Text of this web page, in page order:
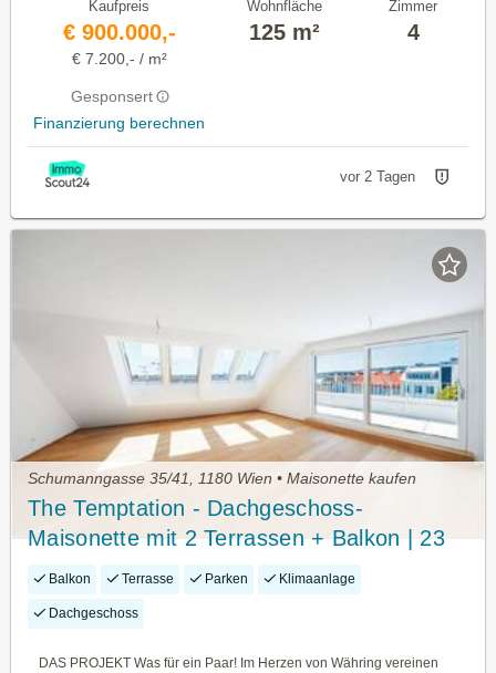
Kaufpreis
€ 900.000,-
€ 7.200,- / m²
Gesponsert
Finanzierung berechnen
Wohnfläche
125 m²
Zimmer
4
vor 2 Tagen
Schumanngasse 35/41, 1180 Wien • Maisonette kaufen
The Temptation - Dachgeschoss-
Maisonette mit 2 Terrassen + Balkon | 23
m² Freifläche, 3 Zimmer
Balkon Terrasse Parken Klimaanlage
Dachgeschoss
DAS PROJEKT Was für ein Paar! Im Herzen von Währing vereinen